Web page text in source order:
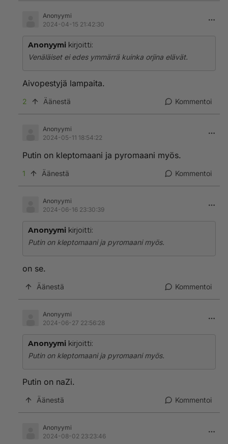
Anonyymi
2024-04-15 21:42:30
Anonyymi kirjoitti:
Venäläiset ei edes ymmärrä kuinka orjina elävät.
Aivopestyjä lampaita.
2 Äänestä Kommentoi
Anonyymi
2024-05-11 18:54:22
Putin on kleptomaani ja pyromaani myös.
1 Äänestä Kommentoi
Anonyymi
2024-06-16 23:30:39
Anonyymi kirjoitti:
Putin on kleptomaani ja pyromaani myös.
on se.
Äänestä Kommentoi
Anonyymi
2024-06-27 22:56:28
Anonyymi kirjoitti:
Putin on kleptomaani ja pyromaani myös.
Putin on naZi.
Äänestä Kommentoi
Anonyymi
2024-08-02 23:23:46